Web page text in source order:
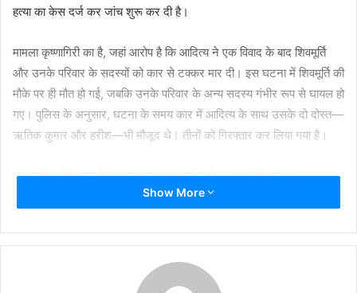
हत्या का केस दर्ज कर जांच शुरू कर दी है।
मामला कृष्णागिरी का है, जहां आरोप है कि आदित्य ने एक विवाद के बाद शिवमूर्ति
और उनके परिवार के सदस्यों को कार से टक्कर मार दी। इस घटना में शिवमूर्ति की
मौके पर ही मौत हो गई, जबकि उनके परिवार के अन्य सदस्य गंभीर रूप से घायल हो
गए। पुलिस के अनुसार, घटना के समय कार में आदित्य के साथ उसके दो दोस्त—
ऋतिक कुमार और हरीश—भी मौजूद थे। तीनों को गिरफ्तार कर लिया गया है।
मृतक शिवमूर्ति एक असिस्टेंट लेबर इंस्पेक्टर थे और अपने परिवार के साथ
कृष्णागिरी में रहते थे। प्रारंभिक जांच में सामने आया है कि घटना उस समय हुई
दोपहिया वाहन खड़ा था, जिससे सड़क का कुछ हिस्सा अवरुद्ध हो रहा था। इसे
लेकर आदित्य ने कथित तौर पर लगातार हॉर्न बजाया और वाहन हटाने को कहा।
Show More